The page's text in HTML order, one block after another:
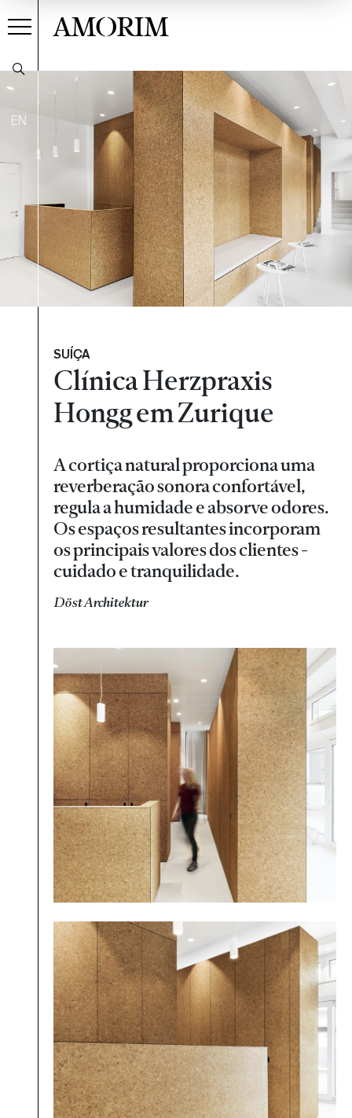
EN
AMORIM
SUÍÇA
Clínica Herzpraxis
Hongg em Zurique
A cortiça natural proporciona uma
reverberação sonora confortável,
regula a humidade e absorve odores.
Os espaços resultantes incorporam
os principais valores dos clientes -
cuidado e tranquilidade.
Döst Architektur